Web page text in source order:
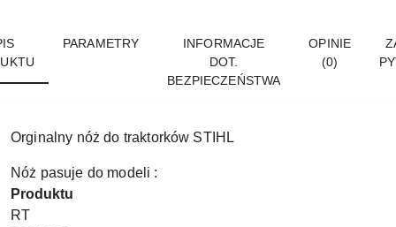
PARAMETRY
INFORMACJE
DOT.
BEZPIECZEŃSTWA
OPINIE
(0)
Orginalny nóż do traktorków STIHL
Nóż pasuje do modeli :
Produktu
RT